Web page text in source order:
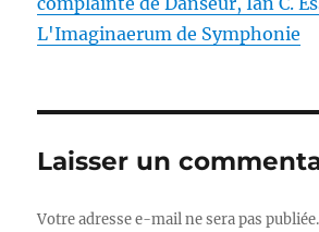
L'Imaginaerum de Symphonie
Laisser un
Votre adresse e-mail ne sera pas publiée.